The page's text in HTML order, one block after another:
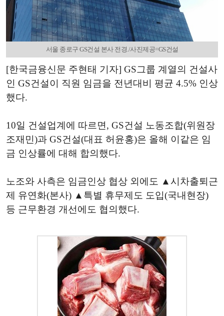
서울 종로구 GS건설 본사 전경./사진제공=GS건설
[한국금융신문 주현태 기자] GS그룹 계열의 건설사
인 GS건설이 직원 임금을 전년대비 평균 4.5% 인상
했다.
10일 건설업계에 따르면, GS건설 노동조합(위원장
조재민)과 GS건설(대표 허윤홍)은 올해 이같은 임
금 인상률에 대해 합의했다.
노조와 사측은 임금인상 협상 외에도 ▲시차출퇴근
제 유연화(본사) ▲특별 휴무제도 도입(국내현장)
등 근무환경 개선에도 협의했다.